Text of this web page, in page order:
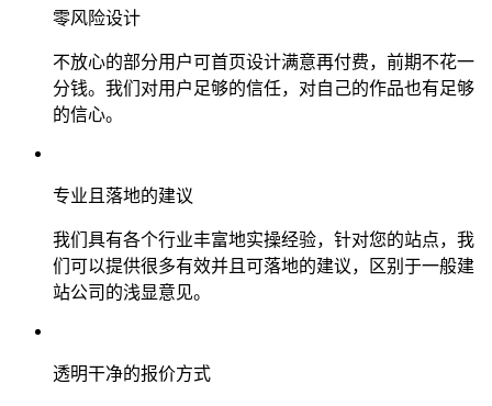
零风险设计
不放心的部分用户可首页设计满意再付费，前期不花一
分钱。我们对用户足够的信任，对自己的作品也有足够
的信心。
专业且落地的建议
我们具有各个行业丰富地实操经验，针对您的站点，我
们可以提供很多有效并且可落地的建议，区别于一般建
站公司的浅显意见。
透明干净的报价方式